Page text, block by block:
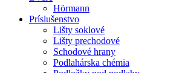
Hörmann
Príslušenstvo
Lišty soklové
Lišty prechodové
Schodové hrany
Podlahárska chémia